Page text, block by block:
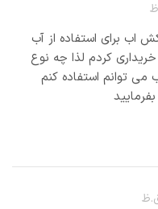
برای استفاده از آب
کردم لذا چه نوع
توانم استفاده کنم